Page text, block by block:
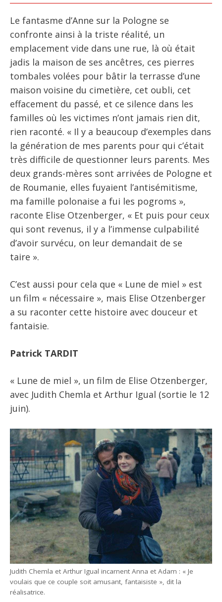
Le fantasme d’Anne sur la Pologne se
confronte ainsi à la triste réalité, un
emplacement vide dans une rue, là où était
jadis la maison de ses ancêtres, ces pierres
tombales volées pour bâtir la terrasse d’une
maison voisine du cimetière, cet oubli, cet
effacement du passé, et ce silence dans les
familles où les victimes n’ont jamais rien dit,
rien raconté. « Il y a beaucoup d’exemples dans
la génération de mes parents pour qui c’était
très difficile de questionner leurs parents. Mes
deux grands-mères sont arrivées de Pologne et
de Roumanie, elles fuyaient l’antisémitisme,
ma famille polonaise a fui les pogroms »,
raconte Elise Otzenberger, « Et puis pour ceux
qui sont revenus, il y a l’immense culpabilité
d’avoir survécu, on leur demandait de se
taire ».
C’est aussi pour cela que « Lune de miel » est
un film « nécessaire », mais Elise Otzenberger
a su raconter cette histoire avec douceur et
fantaisie.
Patrick TARDIT
« Lune de miel », un film de Elise Otzenberger,
avec Judith Chemla et Arthur Igual (sortie le 12
juin).
Judith Chemla et Arthur Igual incarnent Anna et Adam : « Je
voulais que ce couple soit amusant, fantaisiste », dit la
réalisatrice.